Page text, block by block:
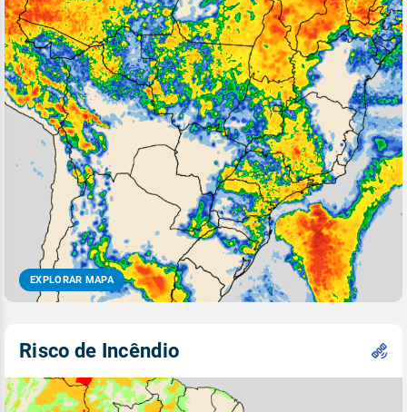
EXPLORAR MAPA
Risco de Incêndio